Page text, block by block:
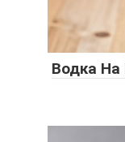
Водка На